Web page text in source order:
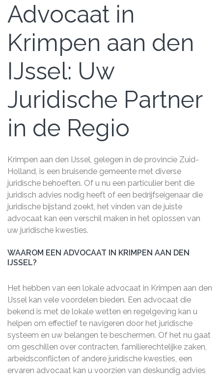
Advocaat in
Krimpen aan den
IJssel: Uw
Juridische Partner
in de Regio
Krimpen aan den IJssel, gelegen in de provincie Zuid-
Holland, is een bruisende gemeente met diverse
juridische behoeften. Of u nu een particulier bent die
juridisch advies nodig heeft of een bedrijfseigenaar die
juridische bijstand zoekt, het vinden van de juiste
advocaat kan een verschil maken in het oplossen van
uw juridische kwesties.
WAAROM EEN ADVOCAAT IN KRIMPEN AAN DEN
IJSSEL?
Het hebben van een lokale advocaat in Krimpen aan den
IJssel kan vele voordelen bieden. Een advocaat die
bekend is met de lokale wetten en regelgeving kan u
helpen om effectief te navigeren door het juridische
systeem en uw belangen te beschermen. Of het nu gaat
om geschillen over contracten, familierechtelijke zaken,
arbeidsconflicten of andere juridische kwesties, een
ervaren advocaat kan u voorzien van deskundig advies